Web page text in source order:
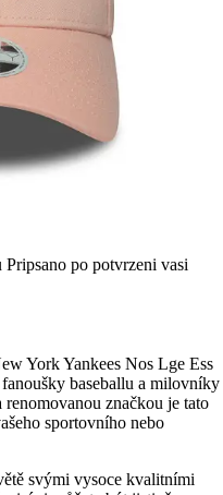
Pripsano po potvrzeni vasi
York Yankees Nos Lge Ess
baseballu a milovníky
značkou je tato
sportovního nebo
svými vysoce kvalitními